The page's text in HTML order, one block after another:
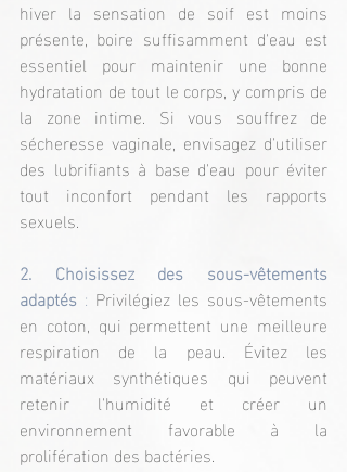
hiver la sensation de soif est moins
présente, boire suffisamment d'eau est
essentiel pour maintenir une bonne
hydratation de tout le corps, y compris de
la zone intime. Si vous souffrez de
sécheresse vaginale, envisagez d'utiliser
des lubrifiants à base d'eau pour éviter
tout inconfort pendant les rapports
sexuels.
2. Choisissez des sous-vêtements
adaptés : Privilégiez les sous-vêtements
en coton, qui permettent une meilleure
respiration de la peau. Évitez les
matériaux synthétiques qui peuvent
retenir l'humidité et créer un
environnement favorable à la
prolifération des bactéries.